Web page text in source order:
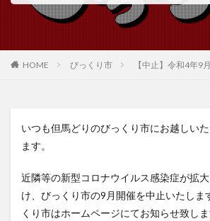
HOME びっくり市 【中止】令和4年9
いつも但馬どりのびっくり市にお越しい
ます。
近隣等の新型コロナウイルス感染症が拡
け、びっくり市の9月開催を中止いたしま
くり市はホームページにてお知らせ致しま